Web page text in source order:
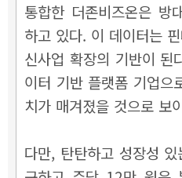
통합한 더존비즈온은 방
하고 있다. 이 데이터는
신사업 확장의 기반이 된
이터 기반 플랫폼 기업으
치가 매겨졌을 것으로 보
다만, 탄탄하고 성장성